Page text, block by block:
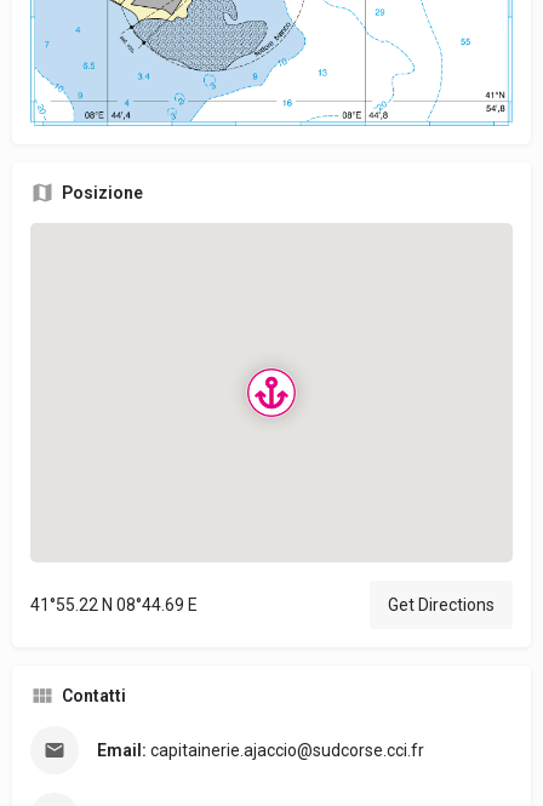
Posizione
41°55.22 N 08°44.69 E Get Directions
Contatti
Email: capitainerie.ajaccio@sudcorse.cci.fr